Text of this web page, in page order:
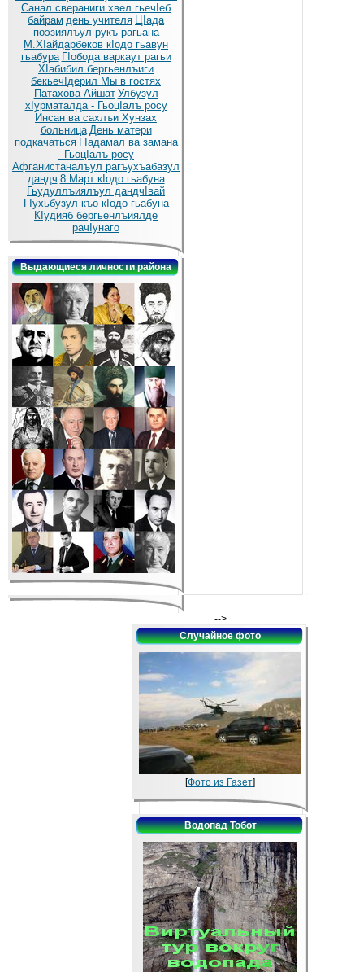
Санал свераниги хвел гьечIеб
байрам день учителя ЦIада
поэзиялъул рукъ рагьана
М.ХIайдарбеков кIодо гьавун
гьабура ГIобода варкаут рагьи
ХIабибил бергьенлъиги
бекьечIдерил Мы в гостях
Патахова Айшат Улбузул
хIурматалда - ГьоцIалъ росу
Инсан ва сахлъи Хунзах
больница День матери
подкачаться ГIадамал ва замана
- ГьоцIалъ росу
Афганистаналъул рагъухъабазул
дандч 8 Март кIодо гьабуна
Гьудуллъиялъул дандчIвай
ГIухьбузул къо кIодо гьабуна
КIудияб бергьенлъиялде
рачIунаго
Выдающиеся личности района
-->
Случайное фото
[Фото из Газет]
Водопад Тобот